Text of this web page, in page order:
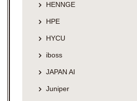
HENNGE
HPE
HYCU
iboss
JAPAN AI
Juniper